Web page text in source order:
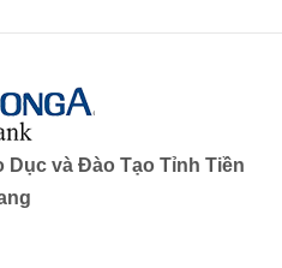
Dục và Đào Tạo Tỉnh Tiền